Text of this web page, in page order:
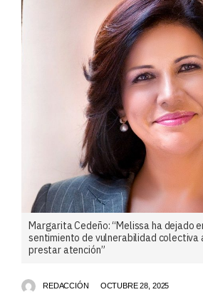
Margarita Cedeño: “Melissa ha dejado
sentimiento de vulnerabilidad colectiva
prestar atención”
REDACCIÓN OCTUBRE 28, 2025